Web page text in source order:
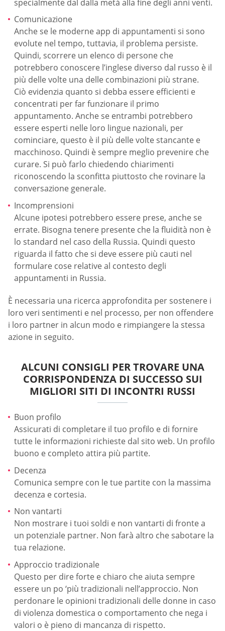
specialmente dal dalla metà alla fine degli anni venti.
Comunicazione
Anche se le moderne app di appuntamenti si sono
evolute nel tempo, tuttavia, il problema persiste.
Quindi, scorrere un elenco di persone che
potrebbero conoscere l’inglese diverso dal russo è il
più delle volte una delle combinazioni più strane.
Ciò evidenzia quanto si debba essere efficienti e
concentrati per far funzionare il primo
appuntamento. Anche se entrambi potrebbero
essere esperti nelle loro lingue nazionali, per
cominciare, questo è il più delle volte stancante e
macchinoso. Quindi è sempre meglio prevenire che
curare. Si può farlo chiedendo chiarimenti
riconoscendo la sconfitta piuttosto che rovinare la
conversazione generale.
Incomprensioni
Alcune ipotesi potrebbero essere prese, anche se
errate. Bisogna tenere presente che la fluidità non è
lo standard nel caso della Russia. Quindi questo
riguarda il fatto che si deve essere più cauti nel
formulare cose relative al contesto degli
appuntamenti in Russia.
È necessaria una ricerca approfondita per sostenere i
loro veri sentimenti e nel processo, per non offendere
i loro partner in alcun modo e rimpiangere la stessa
azione in seguito.
ALCUNI CONSIGLI PER TROVARE UNA
CORRISPONDENZA DI SUCCESSO SUI
MIGLIORI SITI DI INCONTRI RUSSI
Buon profilo
Assicurati di completare il tuo profilo e di fornire
tutte le informazioni richieste dal sito web. Un profilo
buono e completo attira più partite.
Decenza
Comunica sempre con le tue partite con la massima
decenza e cortesia.
Non vantarti
Non mostrare i tuoi soldi e non vantarti di fronte a
un potenziale partner. Non farà altro che sabotare la
tua relazione.
Approccio tradizionale
Questo per dire forte e chiaro che aiuta sempre
essere un po ‘più tradizionali nell’approccio. Non
perdonare le opinioni tradizionali delle donne in caso
di violenza domestica o comportamento che nega i
valori o è pieno di mancanza di rispetto.